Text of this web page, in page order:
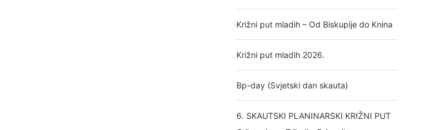
Križni put mladih – Od Biskupije do Knina
Križni put mladih 2026.
Bp-day (Svjetski dan skauta)
6. SKAUTSKI PLANINARSKI KRIŽNI PUT